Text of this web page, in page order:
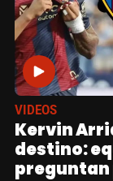
VIDEOS
Kervin
destino:
preguntan